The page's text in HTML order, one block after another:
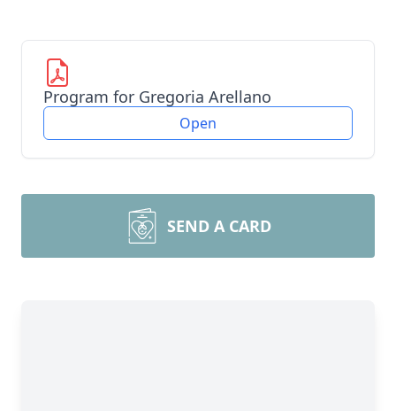
Program for Gregoria Arellano
Open
SEND A CARD